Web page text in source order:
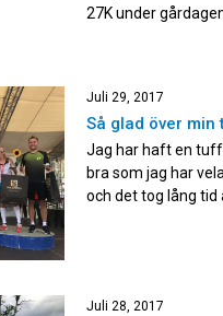
27K under
Juli 29, 2017
Så glad över min
Jag har haft en
bra som jag har
och det tog lång tid
Juli 28, 2017